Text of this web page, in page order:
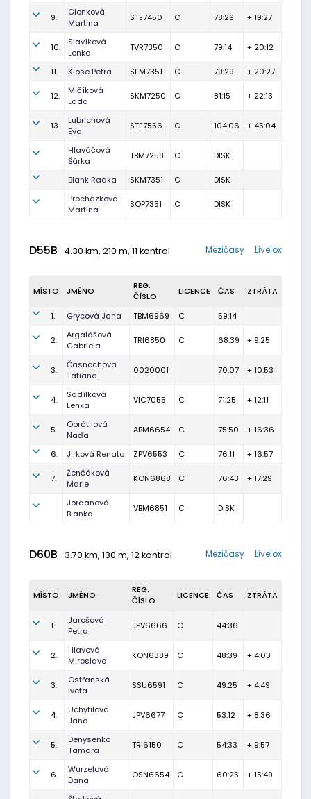
9.
Glonková
Martina
STE7450 C 78:29 + 19:27
10.
Slavíková
Lenka
TVR7350 C 79:14 + 20:12
11. Klose Petra SFM7351 C 79:29 + 20:27
12.
Mičíková
Lada
SKM7250 C 81:15 + 22:13
13.
Lubrichová
Eva
STE7556 C 104:06 + 45:04
Hlaváčová
Šárka
TBM7258 C DISK
Blank Radka SKM7351 C
DISK
Procházková
Martina
SOP7351 C DISK
D55B 4.30 km, 210 m, 11 kontrol Livelox
Mezičasy
MÍSTO JMÉNO
REG.
ČÍSLO
LICENCE ČAS ZTRÁTA
1. Grycová Jana TBM6969 C 59:14
2.
Argalášová
Gabriela
TRI6850 C 68:39 + 9:25
3.
Časnochova
Tatiana
0020001 70:07 + 10:53
4.
Sadílková
Lenka
VIC7055 C 71:25 + 12:11
5.
Obrátilová
Naďa
ABM6654 C 75:50 + 16:36
6. Jirková Renata ZPV6553 C 76:11 + 16:57
7.
Ženčáková
Marie
KON6868 C 76:43 + 17:29
Jordanová
Blanka
VBM6851 C DISK
D60B 3.70 km, 130 m, 12 kontrol Livelox
Mezičasy
MÍSTO JMÉNO
REG.
ČÍSLO
LICENCE ČAS ZTRÁTA
1.
Jarošová
Petra
JPV6666 C 44:36
2.
Hlavová
Miroslava
KON6389 C 48:39 + 4:03
3.
Ostřanská
Iveta
SSU6591 C 49:25 + 4:49
4.
Uchytilová
Jana
JPV6677 C 53:12 + 8:36
5.
Denysenko
Tamara
TRI6150 C 54:33 + 9:57
6.
Wurzelová
Dana
OSN6654 C 60:25 + 15:49